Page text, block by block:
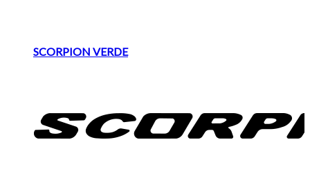
SCORPION VERDE